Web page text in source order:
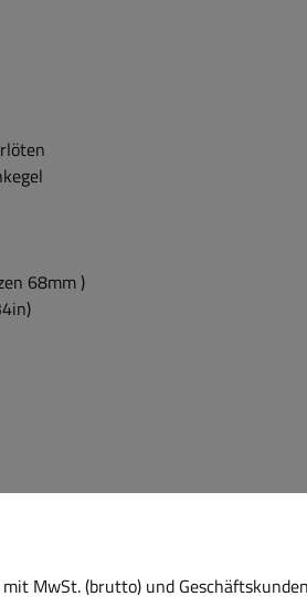
68mm )
MwSt. (brutto) und